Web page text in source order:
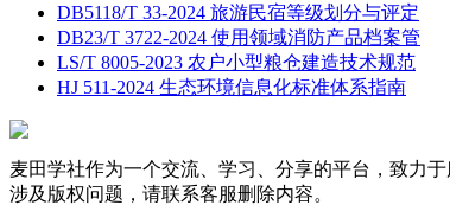
DB5118/T 33-2024 旅游民宿等级划分与评定
DB23/T 3722-2024 使用领域消防产品档案管
LS/T 8005-2023 农户小型粮仓建造技术规范
HJ 511-2024 生态环境信息化标准体系指南
麦田学社作为一个交流、学习、分享的平台，致力
涉及版权问题，请联系客服删除内容。